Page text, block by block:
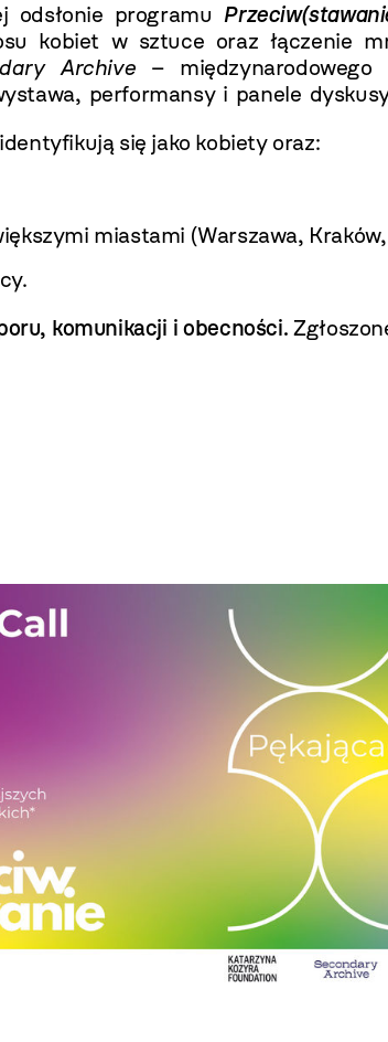
odsłonie programu
kobiet w sztuce oraz łączenie
Archive– międzynarodowego
performansy i panele
identyfikują się jako kobiety oraz:
miastami (Warszawa,
komunikacji i obecności.